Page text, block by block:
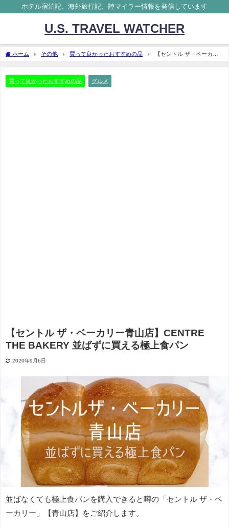
ホテル宿泊記、海外旅行記、陸マイラー情報を発信しています
U.S. TRAVEL WATCHER
ホーム その他 買って良かったおすすめの品
【セントル ザ・ベーカリ
買って良かったおすすめの品 グルメ
【セントル ザ・ベーカリー青山店】CENTRE
THE BAKERY 並ばずに買える極上食パン
2020年9月6日
並ばなくても極上食パンを購入できると噂の「セントル ザ・ベ
ーカリー」【青山店】をご紹介します。